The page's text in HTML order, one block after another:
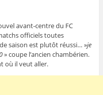
avant-centre du FC
officiels toutes
saison est plutôt réussi… »je
» coupe l’ancien chambérien.
où il veut aller.